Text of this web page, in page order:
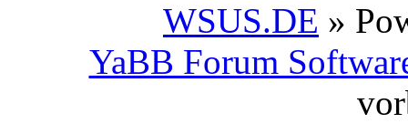
WSUS.DE »
YaBB Forum